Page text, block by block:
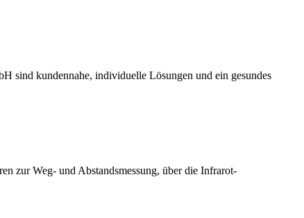
sind kundennahe, individuelle Lösungen und ein gesundes
zur Weg- und Abstandsmessung, über die Infrarot-